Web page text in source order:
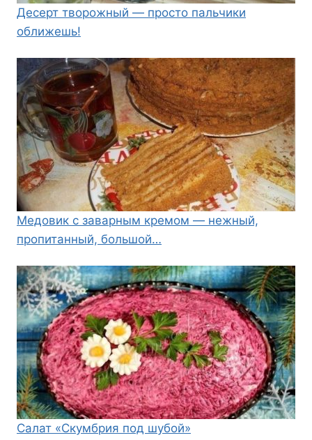
Десерт творожный — просто пальчики
оближешь!
Медовик с заварным кремом — нежный,
пропитанный, большой…
Салат «Скумбрия под шубой»